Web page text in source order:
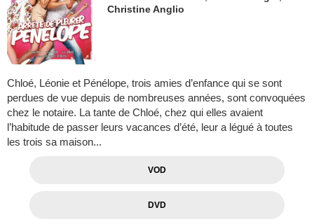
Christine Anglio
Chloé, Léonie et Pénélope, trois amies d’enfance qui se sont
perdues de vue depuis de nombreuses années, sont convoquées
chez le notaire. La tante de Chloé, chez qui elles avaient
l’habitude de passer leurs vacances d’été, leur a légué à toutes
les trois sa maison...
VOD
DVD